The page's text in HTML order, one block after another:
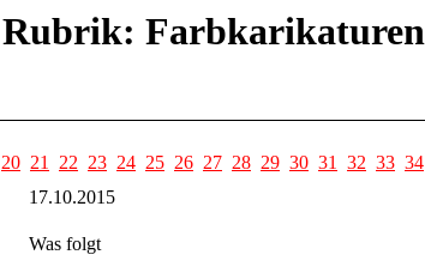
Rubrik: Farbkarikaturen
20 21 22 23 24 25 26 27 28 29 30 31 32 33 34
17.10.2015
Was folgt